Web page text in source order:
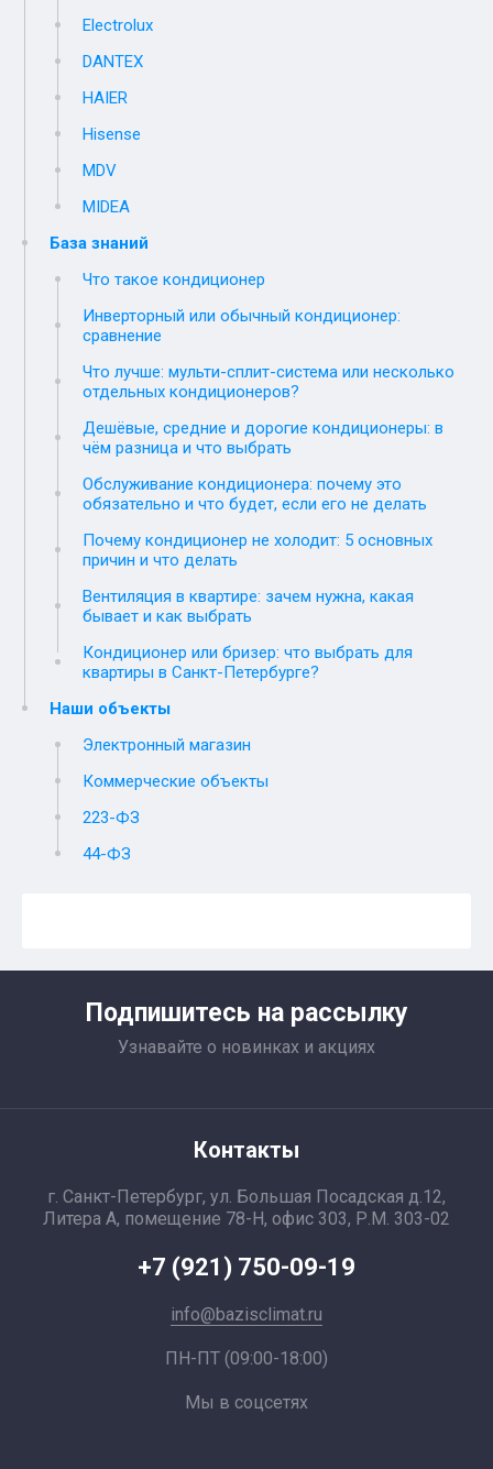
Electrolux
DANTEX
HAIER
Hisense
MDV
MIDEA
База знаний
Что такое кондиционер
Инверторный или обычный кондиционер:
сравнение
Что лучше: мульти-сплит-система или несколько
отдельных кондиционеров?
Дешёвые, средние и дорогие кондиционеры: в
чём разница и что выбрать
Обслуживание кондиционера: почему это
обязательно и что будет, если его не делать
Почему кондиционер не холодит: 5 основных
причин и что делать
Вентиляция в квартире: зачем нужна, какая
бывает и как выбрать
Кондиционер или бризер: что выбрать для
квартиры в Санкт-Петербурге?
Наши объекты
Электронный магазин
Коммерческие объекты
223-ФЗ
44-ФЗ
Подпишитесь на рассылку
Узнавайте о новинках и акциях
Контакты
г. Санкт-Петербург, ул. Большая Посадская д.12,
Литера А, помещение 78-Н, офис 303, Р.М. 303-02
+7 (921) 750-09-19
info@bazisclimat.ru
ПН-ПТ (09:00-18:00)
Мы в соцсетях